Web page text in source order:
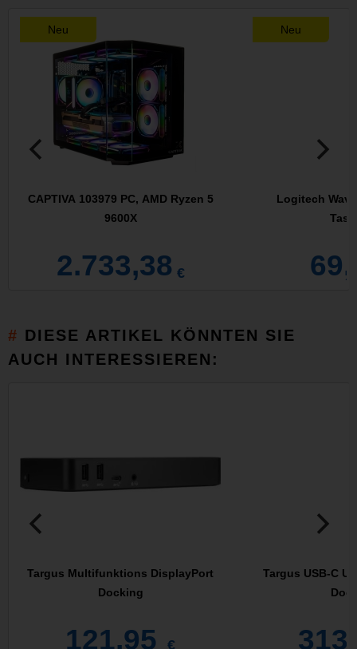
Neu
CAPTIVA 103979 PC, AMD Ryzen 5
9600X
2.733,38 €
Neu
Logitech
DIESE ARTIKEL KÖNNTEN SIE
AUCH INTERESSIEREN:
Targus Multifunktions DisplayPort
Docking
121,95 €
Targus USB-C